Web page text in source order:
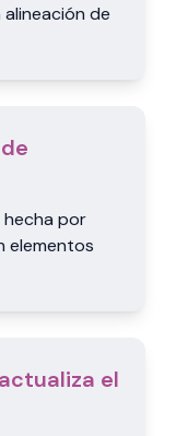
de
hecha por
elementos
el